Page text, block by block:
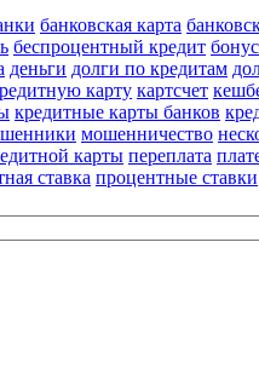
банковская карта
беспроцентный кредит
деньги долги по кредитам
карту картсчет
кредитные карты банков
мошенничество
карты переплата
ставка процентные ставки